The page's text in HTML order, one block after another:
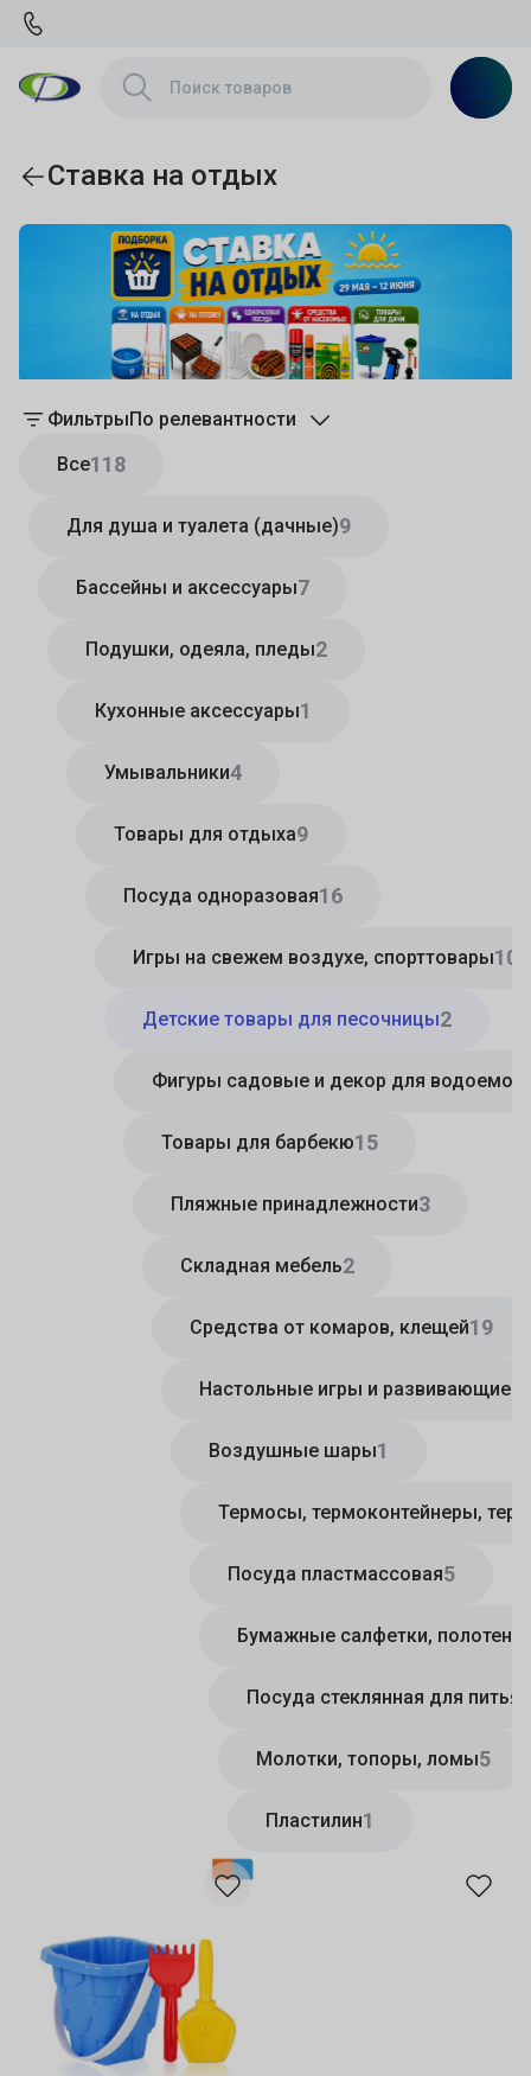
Ставка на отдых
ФильтрыПо релевантности
Все118
Для душа и туалета (дачные)9
Бассейны и аксессуары7
Подушки, одеяла, пледы2
Кухонные аксессуары1
Умывальники4
Товары для отдыха9
Посуда одноразовая16
Игры на свежем воздухе, спорттовары10
Детские товары для песочницы2
Фигуры садовые и декор для водоемов
Товары для барбекю15
Пляжные принадлежности3
Складная мебель2
Средства от комаров, клещей19
Настольные игры и развивающие
Воздушные шары1
Термосы, термоконтейнеры,
Посуда пластмассовая5
Бумажные салфетки,
Посуда стеклянная для питья
Молотки, топоры, ломы5
Пластилин1